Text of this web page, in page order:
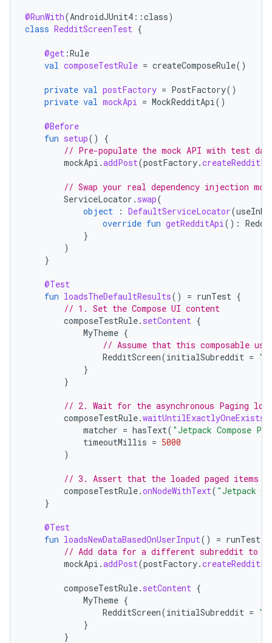
@RunWith(AndroidJUnit4 ::class)
class RedditScreenTest {
@get :Rule
val composeTestRule = createComposeRule()
private val postFactory = PostFactory()
private val mockApi = MockRedditApi()
@Before
fun setup()
{
// Pre-populate the mock API with test
mockApi .addPost(postFactory.
// Swap your real dependency injection
ServiceLocator . swap(
object
: DefaultServiceLocator(
override fun getRedditApi():
}
)
}
@Test
fun loadsTheDefaultResults() = runTest {
// 1. Set the Compose UI content
composeTestRule. setContent {
MyTheme {
// Assume that this composable
RedditScreen(initialSubreddit =
}
}
// 2. Wait for the asynchronous Paging
composeTestRule.waitUntilExactlyOneExists
matcher = hasText( "Jetpack Compose
timeoutMillis = 5000
)
// 3. Assert that the loaded paged items
composeTestRule.onNodeWithText( "Jetpack
}
@Test
fun loadsNewDataBasedOnUserInput() = runTest
// Add data for a different subreddit to
mockApi .addPost(postFactory.
composeTestRule. setContent {
MyTheme {
RedditScreen(initialSubreddit =
}
}